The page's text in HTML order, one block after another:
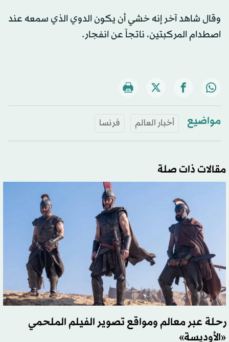
وقال شاهد آخر إنه خشي أن يكون الدوي الذي سمعه عند
اصطدام المركبتين، ناتجاً عن انفجار.
مواضيع أخبار العالم فرنسا
مقالات ذات صلة
رحلة عبر معالم ومواقع تصوير الفيلم الملحمي
«الأوديسة»